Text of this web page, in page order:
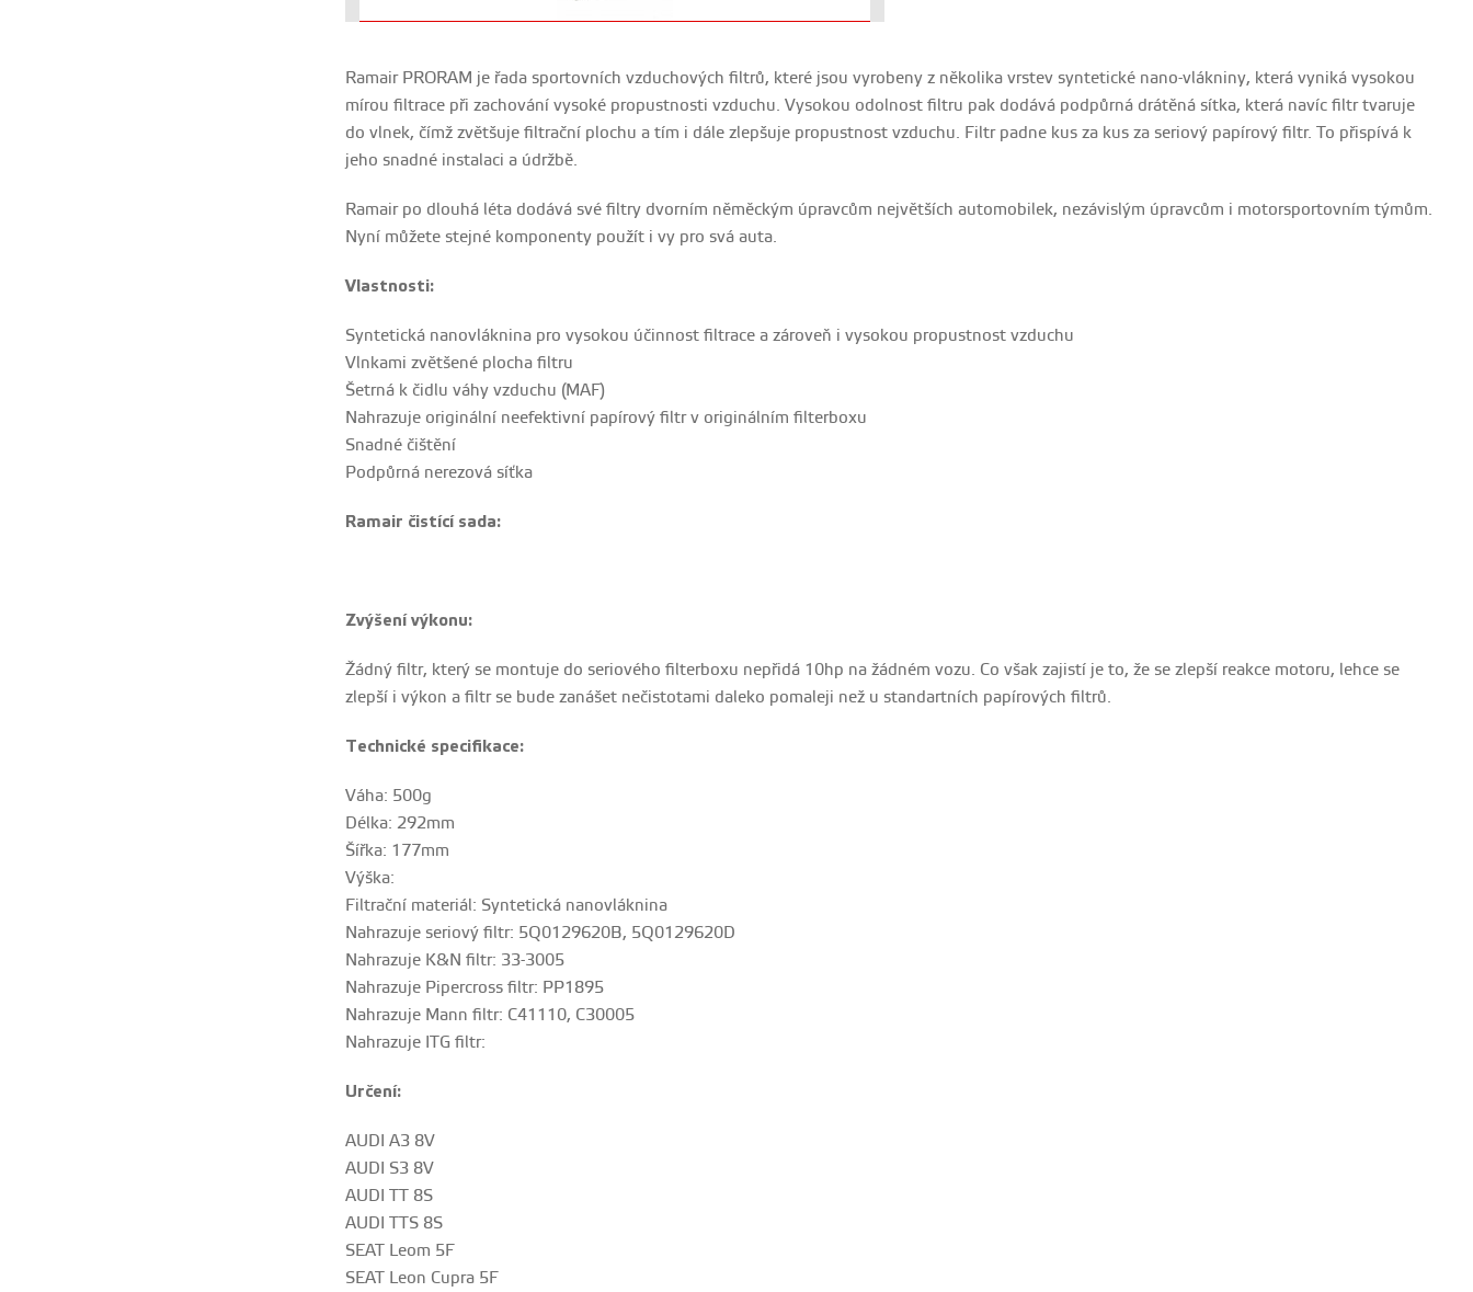
Ramair PRORAM je řada sportovních vzduchových filtrů, které jsou vyrobeny z několika vrstev syntetické nano-vlákniny, která vyniká vysokou
mírou filtrace při zachování vysoké propustnosti vzduchu. Vysokou odolnost filtru pak dodává podpůrná drátěná sítka, která navíc filtr tvaruje
do vlnek, čímž zvětšuje filtrační plochu a tím i dále zlepšuje propustnost vzduchu. Filtr padne kus za kus za seriový papírový filtr. To přispívá k
jeho snadné instalaci a údržbě.
Ramair po dlouhá léta dodává své filtry dvorním něměckým úpravcům největších automobilek, nezávislým úpravcům i motorsportovním týmům.
Nyní můžete stejné komponenty použít i vy pro svá auta.
Vlastnosti:
Syntetická nanovláknina pro vysokou účinnost filtrace a zároveň i vysokou propustnost vzduchu
Vlnkami zvětšené plocha filtru
Šetrná k čidlu váhy vzduchu (MAF)
Nahrazuje originální neefektivní papírový filtr v originálním filterboxu
Snadné čištění
Podpůrná nerezová síťka
Ramair čistící sada:
Zvýšení výkonu:
Žádný filtr, který se montuje do seriového filterboxu nepřidá 10hp na žádném vozu. Co však zajistí je to, že se zlepší reakce motoru, lehce se
zlepší i výkon a filtr se bude zanášet nečistotami daleko pomaleji než u standartních papírových filtrů.
Technické specifikace:
Váha: 500g
Délka: 292mm
Šířka: 177mm
Výška:
Filtrační materiál: Syntetická nanovláknina
Nahrazuje seriový filtr: 5Q0129620B, 5Q0129620D
Nahrazuje K&N filtr: 33-3005
Nahrazuje Pipercross filtr: PP1895
Nahrazuje Mann filtr: C41110, C30005
Nahrazuje ITG filtr:
Určení:
AUDI A3 8V
AUDI S3 8V
AUDI TT 8S
AUDI TTS 8S
SEAT Leom 5F
SEAT Leon Cupra 5F